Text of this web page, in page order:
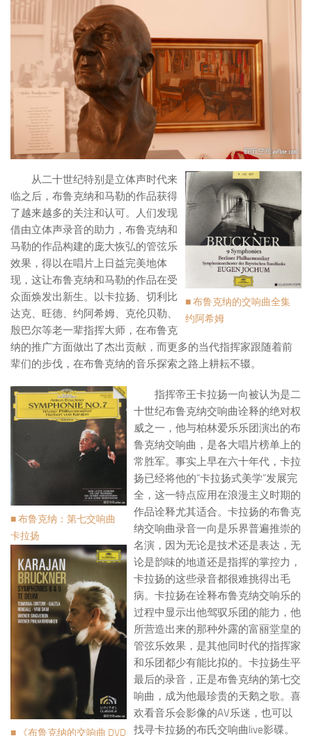
■ 布鲁克纳的交响曲全集
约阿希姆
从二十世纪特别是立体声时代来
临之后，布鲁克纳和马勒的作品获得
了越来越多的关注和认可。人们发现
借由立体声录音的助力，布鲁克纳和
马勒的作品构建的庞大恢弘的管弦乐
效果，得以在唱片上日益完美地体
现，这让布鲁克纳和马勒的作品在受
众面焕发出新生。以卡拉扬、切利比
达克、旺德、约阿希姆、克伦贝勒、
殷巴尔等老一辈指挥大师，在布鲁克
纳的推广方面做出了杰出贡献，而更多的当代指挥家跟随着前
辈们的步伐，在布鲁克纳的音乐探索之路上耕耘不辍。
■ 布鲁克纳：第七交响曲
卡拉扬
■ 《布鲁克纳的交响曲 DVD
指挥帝王卡拉扬一向被认为是二
十世纪布鲁克纳交响曲诠释的绝对权
威之一，他与柏林爱乐乐团演出的布
鲁克纳交响曲，是各大唱片榜单上的
常胜军。事实上早在六十年代，卡拉
扬已经将他的“卡拉扬式美学”发展完
全，这一特点应用在浪漫主义时期的
作品诠释尤其适合。卡拉扬的布鲁克
纳交响曲录音一向是乐界普遍推崇的
名演，因为无论是技术还是表达，无
论是韵味的地道还是指挥的掌控力，
卡拉扬的这些录音都很难挑得出毛
病。卡拉扬在诠释布鲁克纳交响乐的
过程中显示出他驾驭乐团的能力，他
所营造出来的那种外露的富丽堂皇的
管弦乐效果，是其他同时代的指挥家
和乐团都少有能比拟的。卡拉扬生平
最后的录音，正是布鲁克纳的第七交
响曲，成为他最珍贵的天鹅之歌。喜
欢看音乐会影像的AV乐迷，也可以
找寻卡拉扬的布氏交响曲live影碟。